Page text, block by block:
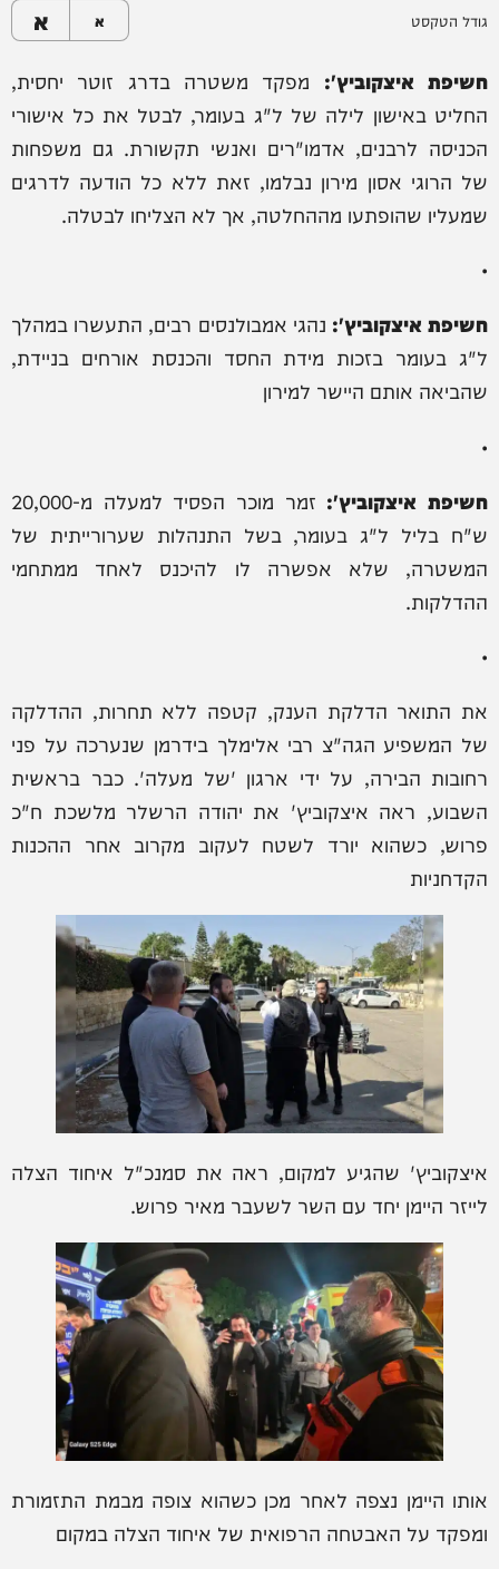
גודל הטקסט א א
חשיפת איצקוביץ': מפקד משטרה בדרג זוטר יחסית,
החליט באישון לילה של ל"ג בעומר, לבטל את כל אישורי
הכניסה לרבנים, אדמו"רים ואנשי תקשורת. גם משפחות
של הרוגי אסון מירון נבלמו, זאת ללא כל הודעה לדרגים
שמעליו שהופתעו מההחלטה, אך לא הצליחו לבטלה.
•
חשיפת איצקוביץ': נהגי אמבולנסים רבים, התעשרו במהלך
ל"ג בעומר בזכות מידת החסד והכנסת אורחים בניידת,
שהביאה אותם היישר למירון
•
חשיפת איצקוביץ':
זמר מוכר הפסיד למעלה מ-20,000
ש"ח בליל ל"ג בעומר, בשל התנהלות שערורייתית של
המשטרה, שלא אפשרה לו להיכנס לאחד ממתחמי
ההדלקות.
•
את התואר הדלקת הענק, קטפה ללא תחרות, ההדלקה
של המשפיע הגה"צ רבי אלימלך בידרמן שנערכה על פני
רחובות הבירה, על ידי ארגון 'של מעלה'. כבר בראשית
השבוע, ראה איצקוביץ' את יהודה הרשלר מלשכת ח"כ
פרוש, כשהוא יורד לשטח לעקוב מקרוב אחר ההכנות
הקדחניות
איצקוביץ' שהגיע למקום, ראה את סמנכ"ל איחוד הצלה
לייזר היימן יחד עם השר לשעבר מאיר פרוש.
אותו היימן נצפה לאחר מכן כשהוא צופה מבמת התזמורת
ומפקד על האבטחה הרפואית של איחוד הצלה במקום